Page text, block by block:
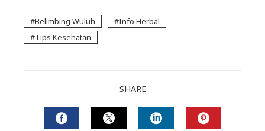
Belimbing Wuluh
Info Herbal
Tips Kesehatan
SHARE